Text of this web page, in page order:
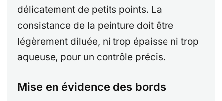
délicatement de petits points. La
consistance de la peinture doit être
légèrement diluée, ni trop épaisse ni trop
aqueuse, pour un contrôle précis.
Mise en évidence des bords